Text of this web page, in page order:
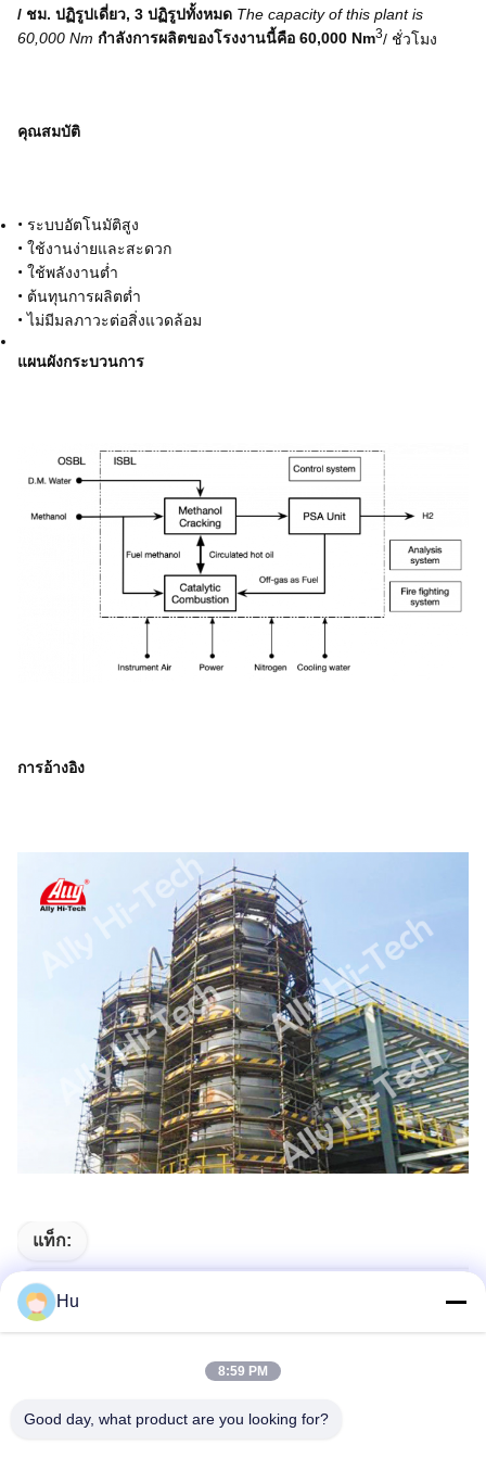
/ ชม. ปฏิรูปเดี่ยว, 3 ปฏิรูปทั้งหมด The capacity of this plant is
60,000 Nm กำลังการผลิตของโรงงานนี้คือ 60,000 Nm3/ ชั่วโมง
คุณสมบัติ
• ระบบอัตโนมัติสูง
• ใช้งานง่ายและสะดวก
• ใช้พลังงานต่ำ
• ต้นทุนการผลิตต่ำ
•ไม่มีมลภาวะต่อสิ่งแวดล้อม
แผนผังกระบวนการ
การอ้างอิง
แท็ก:
เครื่องกำเนิดไฮโดรเจนอุตสาหกรรมโรงงานเครื่องกำเนิดไฮ
โรงงานผลิตไฮโดรเจนโรงผลิตไฮโดรเจน
Hydrogen Generation Plant
Hu
8:59 PM
Good day, what product are you looking for?